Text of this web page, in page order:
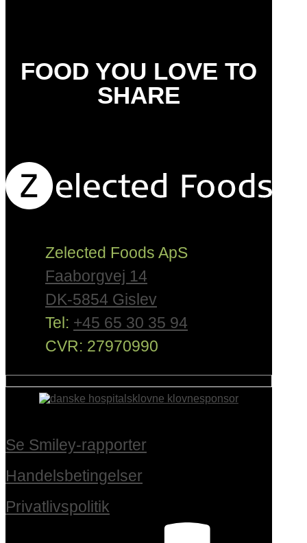
FOOD YOU LOVE TO
SHARE
Zelected Foods ApS
Faaborgvej 14
DK-5854 Gislev
Tel: +45 65 30 35 94
CVR: 27970990
Se Smiley-rapporter
Handelsbetingelser
Privatlivspolitik